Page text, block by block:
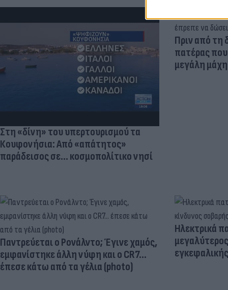
Στη «δίνη» του υπερτουρισμού τα
Κουφονήσια: Από «απάτητος»
παράδεισος σε... κοσμοπολίτικο νησί
Πριν από τη
πατέρας
μεγάλη μάχη
Παντρεύεται ο Ρονάλντο; Έγινε χαμός,
εμφανίστηκε άλλη νύφη και ο CR7…
έπεσε κάτω από τα γέλια (photo)
Ηλεκτρικά